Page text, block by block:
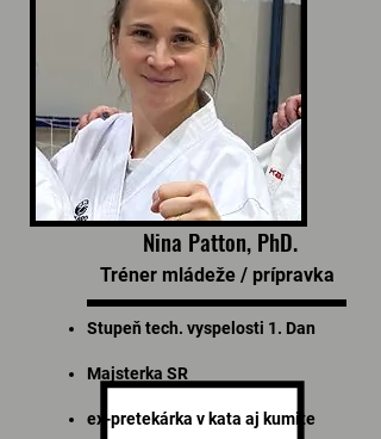
Nina Patton, PhD.
Tréner mládeže / prípravka
Stupeň tech. vyspelosti 1. Dan
Majsterka SR
ex-pretekárka v kata aj kumite